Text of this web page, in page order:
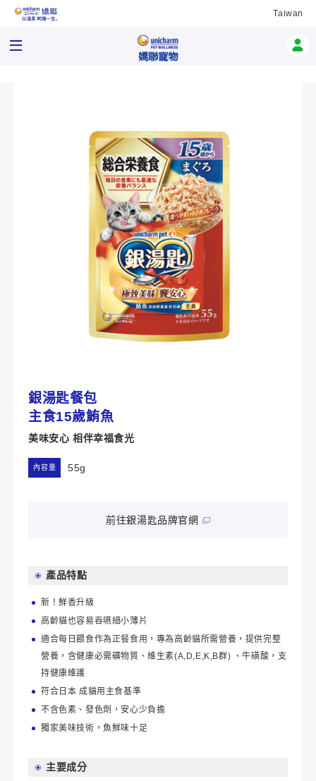
Taiwan
銀湯匙餐包
主食15歲鮪魚
美味安心 相伴幸福食光
內容量 55g
前往銀湯匙品牌官網
產品特點
新！鮮香升級
高齡貓也容易吞嚥細小薄片
適合每日餵食作為正餐食用，專為高齡貓所需營養，提供完整
營養，含健康必需礦物質、維生素(A,D,E,K,B群) 、牛磺酸，支
持健康維護
符合日本 成貓用主食基準
不含色素、發色劑，安心少負擔
獨家美味技術，魚鮮味十足
主要成分